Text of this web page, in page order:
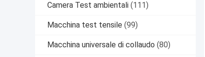
Camera Test ambientali (111)
Macchina test tensile (99)
Macchina universale di collaudo (80)